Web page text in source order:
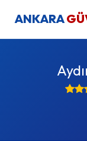
ANKARA